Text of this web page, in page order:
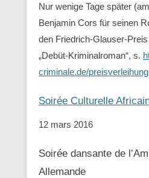
Nur wenige Tage später
Benjamin Cors für seinen
den Friedrich-Glauser-
„Debüt-Kriminalroman“, s.
criminale.de/
Soirée Culturelle
12 mars 2016
Soirée dansante de
Allemande